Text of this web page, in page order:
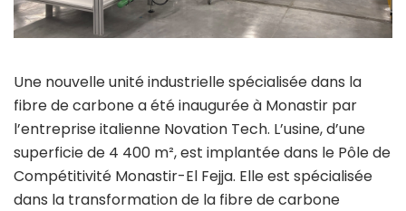
Une nouvelle unité industrielle spécialisée dans la
fibre de carbone a été inaugurée à Monastir par
l’entreprise italienne Novation Tech. L’usine, d’une
superficie de 4 400 m², est implantée dans le Pôle de
Compétitivité Monastir-El Fejja. Elle est spécialisée
dans la transformation de la fibre de carbone